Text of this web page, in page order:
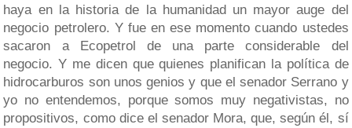
haya en la historia de la humanidad un mayor auge del
negocio petrolero. Y fue en ese momento cuando ustedes
sacaron a Ecopetrol de una parte considerable del
negocio. Y me dicen que quienes planifican la política de
hidrocarburos son unos genios y que el senador Serrano y
yo no entendemos, porque somos muy negativistas, no
propositivos, como dice el senador Mora, que, según él, sí